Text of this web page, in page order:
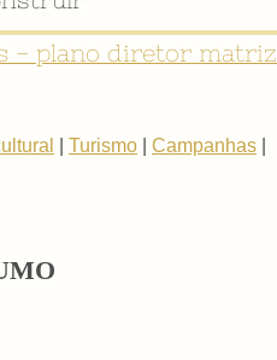
- plano diretor matriz
Turismo Campanhas